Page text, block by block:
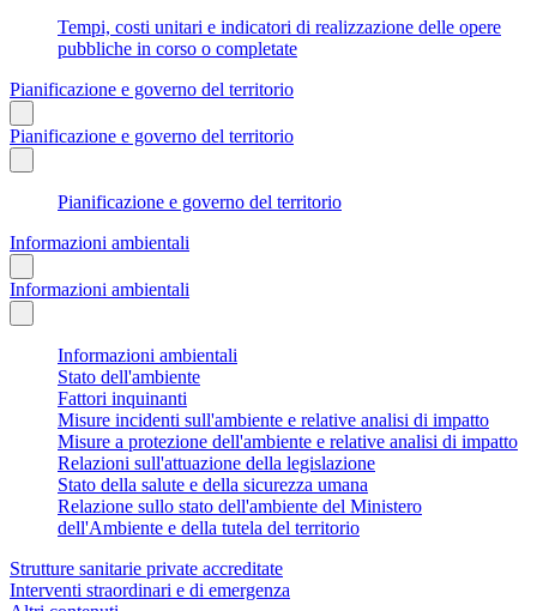
Tempi, costi unitari e indicatori di realizzazione delle opere
pubbliche in corso o completate
Pianificazione e governo del territorio
Pianificazione e governo del territorio
Pianificazione e governo del territorio
Informazioni ambientali
Informazioni ambientali
Informazioni ambientali
Stato dell'ambiente
Fattori inquinanti
Misure incidenti sull'ambiente e relative analisi di impatto
Misure a protezione dell'ambiente e relative analisi di impatto
Relazioni sull'attuazione della legislazione
Stato della salute e della sicurezza umana
Relazione sullo stato dell'ambiente del Ministero
dell'Ambiente e della tutela del territorio
Strutture sanitarie private accreditate
Interventi straordinari e di emergenza